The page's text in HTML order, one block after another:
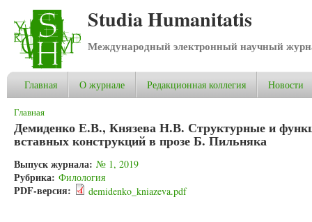
Studia Humanitatis
Международный электронный научный
Главная О журнале Редакционная коллегия Новости
Вы здесь
Главная
Демиденко Е.В., Князева Н.В. Структурные и
вставных конструкций в прозе Б. Пильняка
Выпуск журнала: № 1, 2019
Рубрика: Филология
PDF-версия: demidenko_kniazeva.pdf